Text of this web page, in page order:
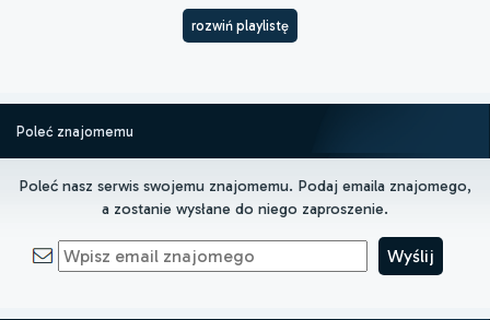
rozwiń playlistę
Poleć znajomemu
Poleć nasz serwis swojemu znajomemu. Podaj emaila znajomego,
a zostanie wysłane do niego zaproszenie.